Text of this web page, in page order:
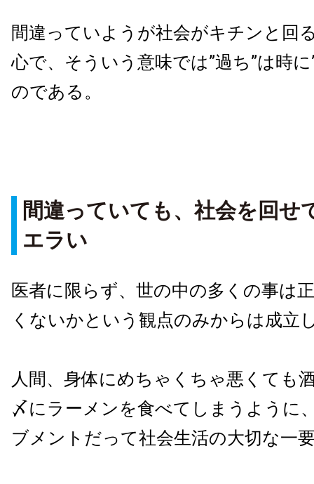
間違っていようが社会がキチンと回
心で、そういう意味では”過ち”は時
のである。
間違っていても、社会を回せ
エラい
医者に限らず、世の中の多くの事は
くないかという観点のみからは成立
人間、身体にめちゃくちゃ悪くても
〆にラーメンを食べてしまうように
ブメントだって社会生活の大切な一